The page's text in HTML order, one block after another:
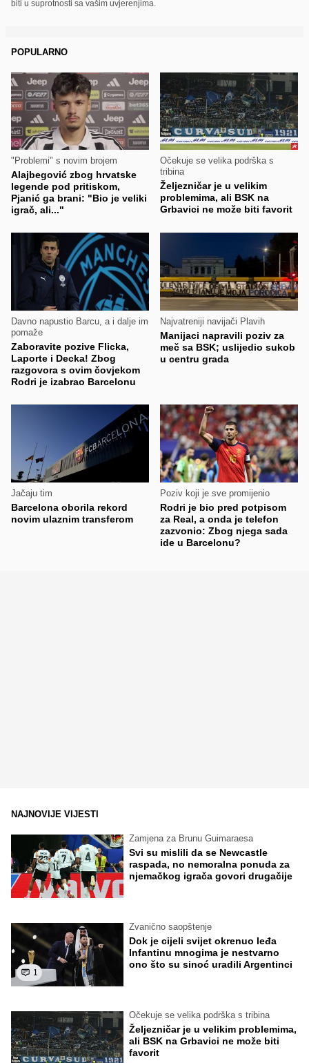
biti u suprotnosti sa vašim uvjerenjima.
POPULARNO
"Problemi" s novim brojem
Alajbegović zbog hrvatske
legende pod pritiskom,
Pjanić ga brani: "Bio je veliki
igrač, ali..."
Očekuje se velika podrška s
tribina
Željezničar je u velikim
problemima, ali BSK na
Grbavici ne može biti favorit
Davno napustio Barcu, a i dalje im
pomaže
Zaboravite pozive Flicka,
Laporte i Decka! Zbog
razgovora s ovim čovjekom
Rodri je izabrao Barcelonu
Najvatreniji navijači Plavih
Manijaci napravili poziv za
meč sa BSK; uslijedio sukob
u centru grada
Jačaju tim
Barcelona oborila rekord
novim ulaznim transferom
Poziv koji je sve promijenio
Rodri je bio pred potpisom
za Real, a onda je telefon
zazvonio: Zbog njega sada
ide u Barcelonu?
NAJNOVIJE VIJESTI
Zamjena za Brunu Guimaraesa
Svi su mislili da se Newcastle
raspada, no nemoralna ponuda za
njemačkog igrača govori drugačije
1
Zvanično saopštenje
Dok je cijeli svijet okrenuo leđa
Infantinu mnogima je nestvarno
ono što su sinoć uradili Argentinci
Očekuje se velika podrška s tribina
Željezničar je u velikim problemima,
ali BSK na Grbavici ne može biti
favorit